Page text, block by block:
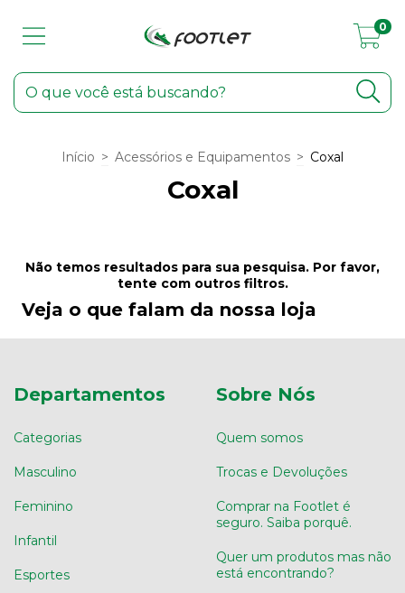
0
Início > Acessórios e Equipamentos > Coxal
Coxal
Não temos resultados para sua pesquisa. Por favor,
tente com outros filtros.
Veja o que falam da nossa loja
Departamentos
Categorias
Masculino
Feminino
Infantil
Esportes
Sobre Nós
Quem somos
Trocas e Devoluções
Comprar na Footlet é
seguro. Saiba porquê.
Quer um produtos mas não
está encontrando?